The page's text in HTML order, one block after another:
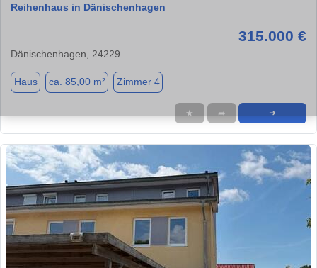
Reihenhaus in Dänischenhagen
315.000 €
Dänischenhagen, 24229
Haus ca. 85,00 m² Zimmer 4
★ ➦ ➜